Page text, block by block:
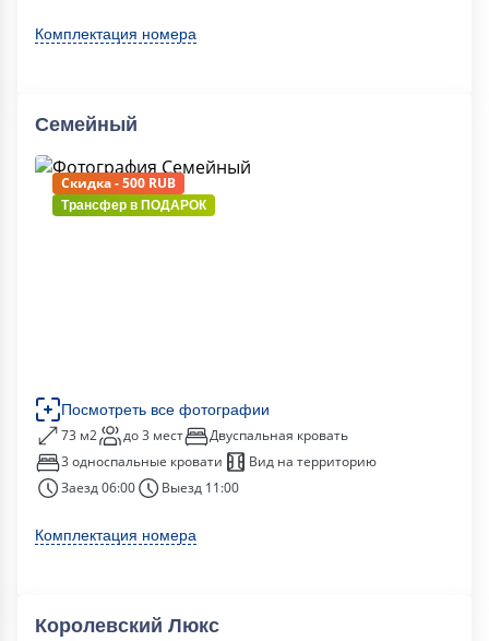
Комплектация номера
Семейный
Скидка - 500 RUB
Трансфер в ПОДАРОК
Посмотреть все фотографии
73 м2 до 3 мест
Двуспальная кровать
3 односпальные кровати
Вид на территорию
Заезд 06:00
Выезд 11:00
Комплектация номера
Королевский Люкс